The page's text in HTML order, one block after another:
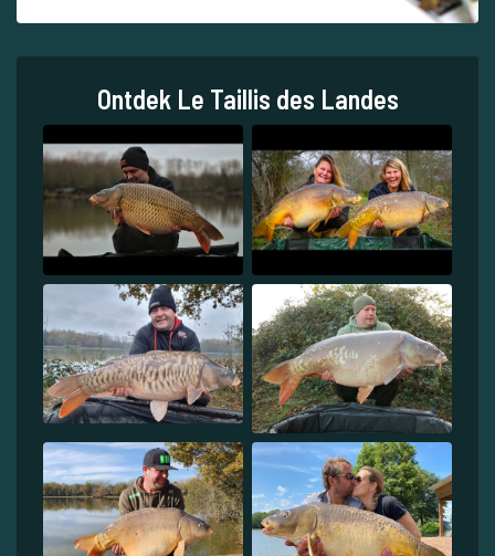
Ontdek Le Taillis des Landes